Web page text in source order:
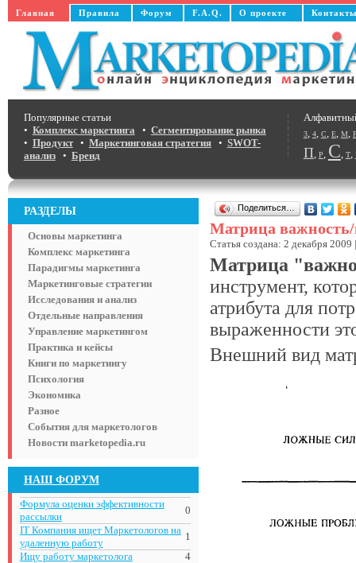
Главная Правила Форум F.A.Q. О проекте
3, 4, C, E, M,
П, Р, С, Т,
Популярные статьи
• Комплекс маркетинга • Сегментирование рынка
• Продукт• Маркетинговая стратегия• SWOT-
анализ• Бренд
РАЗДЕЛЫ
Основы маркетинга
Комплекс маркетинга
Парадигмы маркетинга
Маркетинговые стратегии
Исследования и анализ
Отдельные направления
Управление маркетингом
Практика и кейсы
Книги по маркетингу
Психология
Экономика
Разное
События для маркетологов
Новости marketopedia.ru
НАШ ФОРУМ
Формула оценки эффективности
рассылки
0
IT Компания ищет Маркетологов на
удаленную работу
1
Ищу работу маркетолога
4
Поделиться…
Матрица
Статья создана: 2 декабря 2009
Матрица
инструмент,
атрибута для
выраженности
Внешний вид